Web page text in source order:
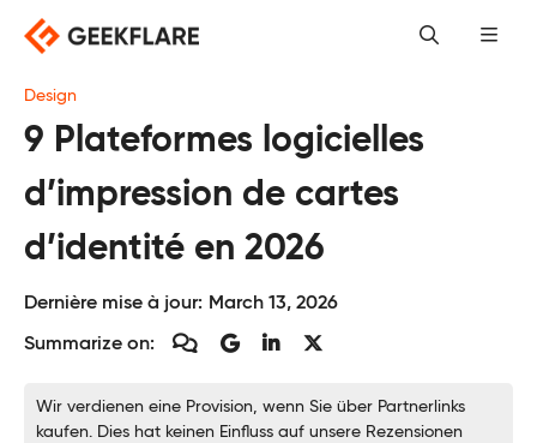
Skip
content
Design
9 Plateformes logicielles
d’impression de cartes
d’identité en 2026
Dernière mise à jour: March 13, 2026
Summarize on:
Wir verdienen eine Provision, wenn Sie über Partnerlinks
kaufen. Dies hat keinen Einfluss auf unsere Rezensionen